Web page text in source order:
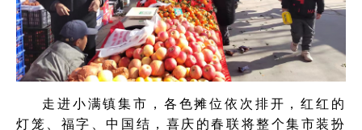
走进小满镇集市，各色摊位依次排开，红红的
灯笼、福字、中国结，喜庆的春联将整个集市装扮